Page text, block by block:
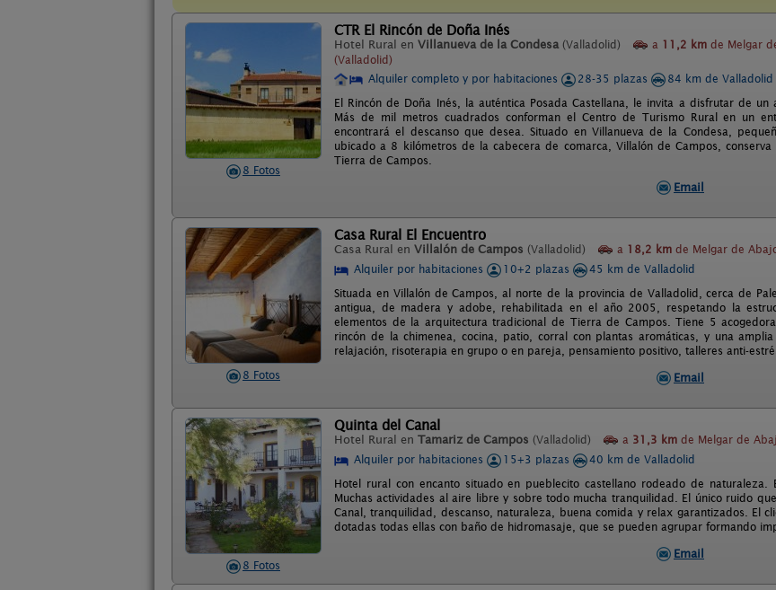
8 Fotos
CTR El Rincón de Doña Inés
Hotel Rural en Villanueva de la Condesa (Valladolid) a 11,2 km de Melgar
(Valladolid)
Alquiler completo y por habitaciones 28-35 plazas 84 km de Valladolid
El Rincón de Doña Inés, la auténtica Posada Castellana, le invita a disfrutar de
Más de mil metros cuadrados conforman el Centro de Turismo Rural en un
encontrará el descanso que desea. Situado en Villanueva de la Condesa,
ubicado a 8 kilómetros de la cabecera de comarca, Villalón de Campos,
Tierra de Campos.
Email
8 Fotos
Casa Rural El Encuentro
Casa Rural en Villalón de Campos (Valladolid) a 18,2 km de Melgar de
Alquiler por habitaciones
10+2 plazas
45 km de Valladolid
Situada en Villalón de Campos, al norte de la provincia de Valladolid, cerca de
antigua, de madera y adobe, rehabilitada en el año 2005, respetando la
elementos de la arquitectura tradicional de Tierra de Campos. Tiene 5
rincón de la chimenea, cocina, patio, corral con plantas aromáticas, y una
relajación, risoterapia en grupo o en pareja, pensamiento positivo, talleres anti-
Email
8 Fotos
Quinta del Canal
Hotel Rural en Tamariz de Campos (Valladolid) a 31,3 km de Melgar de
Alquiler por habitaciones
15+3 plazas
40 km de Valladolid
Hotel rural con encanto situado en pueblecito castellano rodeado de naturaleza.
Muchas actividades al aire libre y sobre todo mucha tranquilidad. El único ruido
Canal, tranquilidad, descanso, naturaleza, buena comida y relax garantizados. El
dotadas todas ellas con baño de hidromasaje, que se pueden agrupar formando
Email